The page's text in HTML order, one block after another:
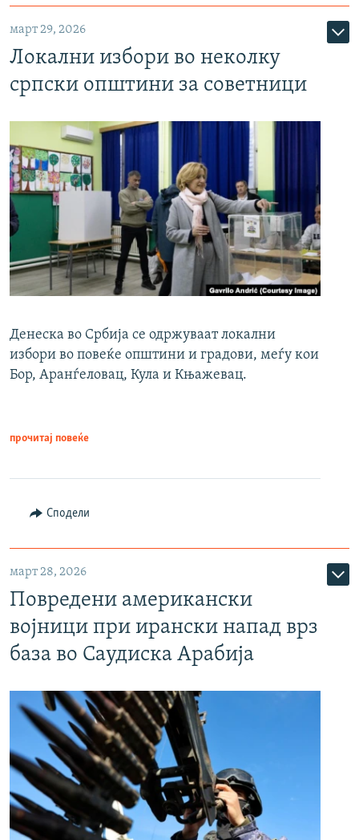
март 29, 2026
Локални избори во неколку
српски општини за советници
Денеска во Србија се одржуваат локални
избори во повеќе општини и градови, меѓу кои
Бор, Аранѓеловац, Кула и Књажевац.
прочитај повеќе
Сподели
март 28, 2026
Повредени американски
војници при ирански напад врз
база во Саудиска Арабија